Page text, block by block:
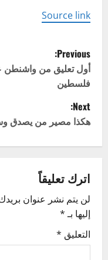
Source link
P
o
s
t
n
a
v
i
g
Previous:
أول تعليق من واشنطن
فلسطين
Next:
هكذا مصير من يصدق
اترك تعليقاً
لن يتم نشر عنوان
إليها بـ*
التعليق *